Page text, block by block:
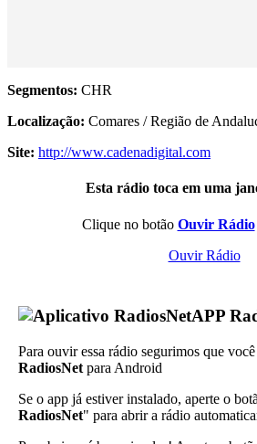
Segmentos: CHR
Localização: Comares / Região de
Site: http://www.cadenadigital.com
Esta rádio toca em uma
Clique no botão Ouvir Rádio
Ouvir Rádio
APP
Para ouvir essa rádio segurimos que
RadiosNet para Android
Se o app já estiver instalado, aperte o
RadiosNet" para abrir a rádio